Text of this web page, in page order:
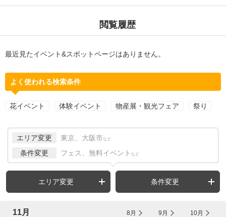
閲覧履歴
最近見たイベント&スポットページはありません。
よく使われる検索条件
花イベント 体験イベント 物産展・観光フェア 祭り
エリア変更 東京、大阪市 など
条件変更 フェス、無料イベント など
エリア変更 条件変更
11月 8月 9月 10月